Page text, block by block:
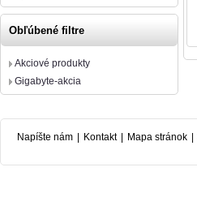
Obľúbené filtre
Akciové produkty
Gigabyte-akcia
Napíšte nám Kontakt Mapa stránok